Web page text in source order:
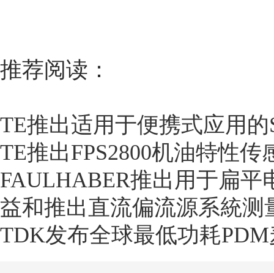
推荐阅读：
TE推出适用于便携式应用
TE推出FPS2800机油特性传
FAULHABER推出用于扁平
益和推出直流偏流源系統测
TDK发布全球最低功耗